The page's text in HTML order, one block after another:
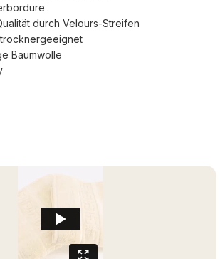
durch Velours-Streifen
Baumwolle